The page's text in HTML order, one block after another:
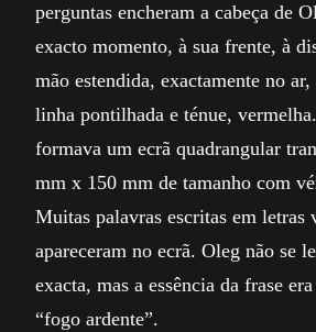
perguntas encheram a cabeça de
exacto momento, à sua frente, à
mão estendida, exactamente no ar,
linha pontilhada e ténue,
formava um ecrã quadrangular
mm x 150 mm de tamanho com
Muitas palavras escritas em letras
apareceram no ecrã. Oleg não se
exacta, mas a essência da frase
“fogo ardente”.